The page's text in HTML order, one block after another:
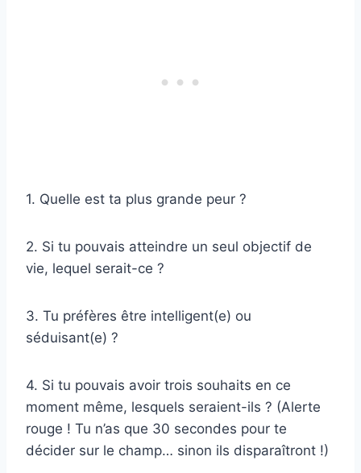
1. Quelle est ta plus grande peur ?
2. Si tu pouvais atteindre un seul objectif de
vie, lequel serait-ce ?
3. Tu préfères être intelligent(e) ou
séduisant(e) ?
4. Si tu pouvais avoir trois souhaits en ce
moment même, lesquels seraient-ils ? (Alerte
rouge ! Tu n’as que 30 secondes pour te
décider sur le champ… sinon ils disparaîtront !)